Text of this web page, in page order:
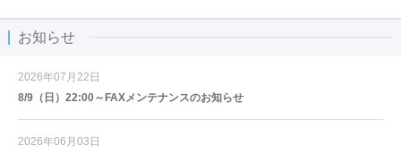
お知らせ
2026年07月22日
8/9（日）22:00～FAXメンテナンスのお知らせ
2026年06月03日